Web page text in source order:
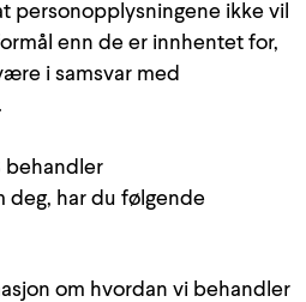
personopplysningene ikke vil
enn de er innhentet for,
i samsvar med
behandler
deg, har du følgende
om hvordan vi behandler